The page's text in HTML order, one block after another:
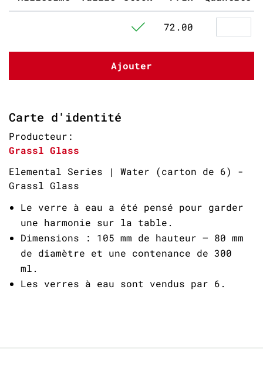
72.00
Ajouter
Carte d'identité
Producteur:
Grassl Glass
Elemental Series | Water (carton de 6) -
Grassl Glass
Le verre à eau a été pensé pour garder
une harmonie sur la table.
Dimensions : 105 mm de hauteur – 80 mm
de diamètre et une contenance de 300
ml.
Les verres à eau sont vendus par 6.